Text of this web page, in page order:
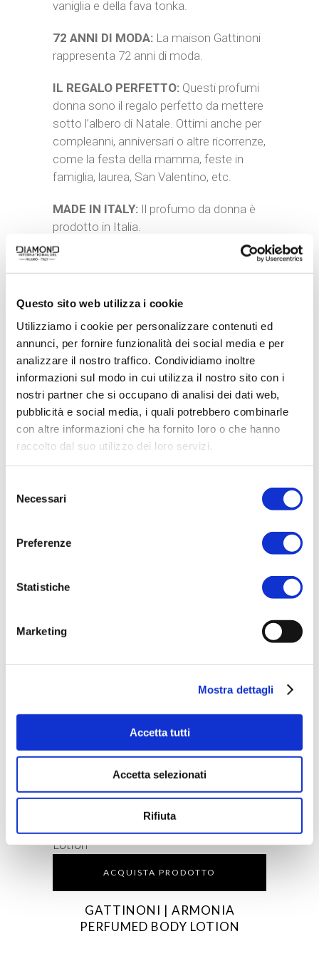
Questo sito web utilizza i cookie
Utilizziamo i cookie per personalizzare contenuti ed
annunci, per fornire funzionalità dei social media e per
analizzare il nostro traffico. Condividiamo inoltre
informazioni sul modo in cui utilizza il nostro sito con i
nostri partner che si occupano di analisi dei dati web,
pubblicità e social media, i quali potrebbero combinarle
con altre informazioni che ha fornito loro o che hanno
raccolto dal suo utilizzo dei loro servizi.
delNecessari
Preferenze
Statistiche
Marketing
Mostra dettagli
Accetta tutti
Accetta selezionati
Rifiuta
vaniglia e della fava tonka.
72 ANNI DI MODA: La maison Gattinoni
rappresenta 72 anni di moda.
IL REGALO PERFETTO: Questi profumi
donna sono il regalo perfetto da mettere
sotto l’albero di Natale. Ottimi anche per
compleanni, anniversari o altre ricorrenze,
come la festa della mamma, feste in
famiglia, laurea, San Valentino, etc.
MADE IN ITALY: Il profumo da donna è
prodotto in Italia.
DONNA
BRAND: GATTINONI
Related products
ACQUISTA PRODOTTO
MADELEINE | ESSENTIEL EAU DE
TOILETTE
ACQUISTA PRODOTTO
GATTINONI | ARMONIA
PERFUMED BODY LOTION